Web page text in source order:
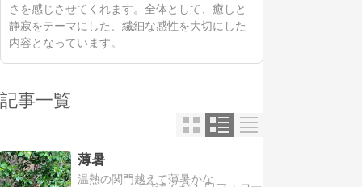
さを感じさせてくれます。全体として、癒しと
静寂をテーマにした、繊細な感性を大切にした
内容となっています。
記事一覧
薄暑
温熱の関門越えて薄暑かな